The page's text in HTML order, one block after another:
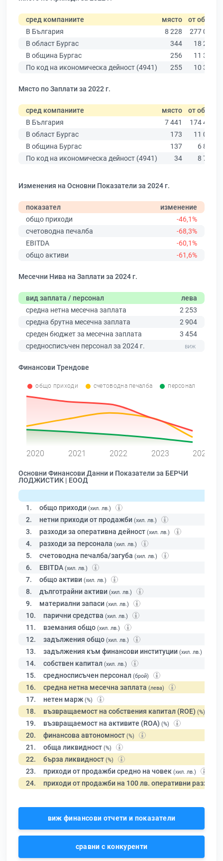
сред компаниите място от общо
В България
8 228
277 019
В област Бургас
344
18 275
В община Бургас
256
11 315
По код на икономическа дейност (4941)
255 10 330
Място по Заплати за 2022 г.
сред компаниите място от общо
В България
7 441
174 403
В област Бургас
173
11 009
В община Бургас
137
6 879
По код на икономическа дейност (4941)
34 8 756
Изменения на Основни Показатели за 2024 г.
показател
изменение
общо приходи
-46,1%
счетоводна печалба
-68,3%
EBITDA
-60,1%
общо активи
-61,6%
Месечни Нива на Заплати за 2024 г.
вид заплата / персонал
лева
средна нетна месечна заплата
2 253
средна брутна месечна заплата
2 904
среден бюджет за месечна заплата
3 454
средносписъчен персонал за 2024 г.
Финансови Трендове
общо приходи счетоводна печалба персонал
2020 2021 2022 2023 2024
Основни Финансови Данни и Показатели за БЕРЧИ
ЛОДЖИСТИК | ЕООД
1. общо приходи (хил. лв.)
2. нетни приходи от продажби (хил. лв.)
3. разходи за оперативна дейност (хил. лв.)
4. разходи за персонала (хил. лв.)
5. счетоводна печалба/загуба (хил. лв.)
6. EBITDA (хил. лв.)
7. общо активи (хил. лв.)
8. дълготрайни активи (хил. лв.)
9. материални запаси (хил. лв.)
10. парични средства (хил. лв.)
11. вземания общо (хил. лв.)
12. задължения общо (хил. лв.)
13. задължения към финансови институции (хил. лв.)
14. собствен капитал (хил. лв.)
15. средносписъчен персонал (брой)
16. средна нетна месечна заплата (лева)
17. нетен марж (%)
18. възвращаемост на собствения капитал (ROE) (%)
19. възвращаемост на активите (ROA) (%)
20. финансова автономност (%)
21. обща ликвидност (%)
22. бърза ликвидност (%)
23. приходи от продажби средно на човек (хил. лв.)
24. приходи от продажби на 100 лв. оперативни разходи
виж финансови отчети и показатели
сравни с конкуренти